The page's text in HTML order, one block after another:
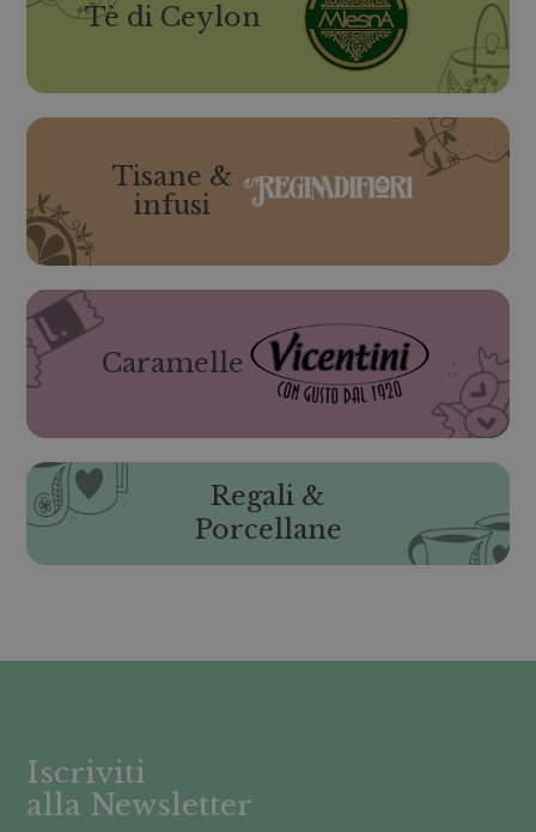
Tè di Ceylon
Tisane &
infusi
Caramelle
Regali &
Porcellane
Iscriviti
alla Newsletter